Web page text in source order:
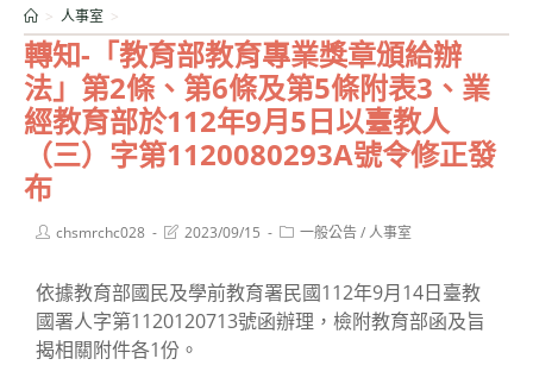
轉知-「教育部教育專業獎章頒給辦
法」第2條、第6條及第5條附表3、業
經教育部於112年9月5日以臺教人
（三）字第1120080293A號令修正發
布
> 人事室 >
Postchsmrchc028
Post2023/09/15
Post一般公告/人事室
依據教育部國民及學前教育署民國112年9月14日臺教
國署人字第1120120713號函辦理，檢附教育部函及旨
揭相關附件各1份。